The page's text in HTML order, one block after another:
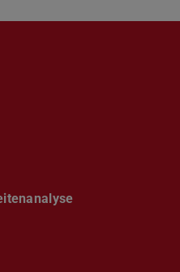
TU Darmstadt
Kanal der TU